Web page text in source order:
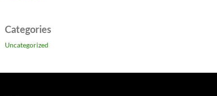
Categories
Uncategorized